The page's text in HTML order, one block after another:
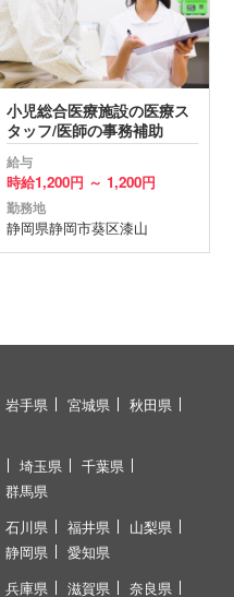
小児総合医療施設の医療ス
タッフ/医師の事務補助
給与
時給1,200円 ～ 1,200円
勤務地
静岡県静岡市葵区漆山
岩手県 宮城県
秋田県
埼玉県
千葉県
群馬県
石川県 福井県
山梨県
静岡県 愛知県
兵庫県 滋賀県
奈良県